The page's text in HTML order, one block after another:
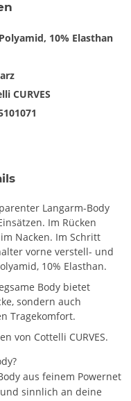
10% Elasthan
CURVES
Langarm-Body
Im Rücken
Nacken. Im Schritt
vorne verstell- und
10% Elasthan.
Body bietet
sondern auch
Tragekomfort.
von Cottelli CURVES.
aus feinem Powernet
sinnlich an deine